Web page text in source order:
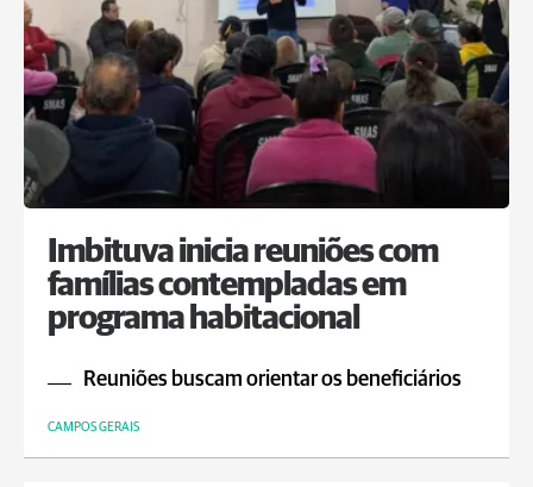
Imbituva inicia reuniões com
famílias contempladas em
programa habitacional
Reuniões buscam orientar os beneficiários
CAMPOS GERAIS